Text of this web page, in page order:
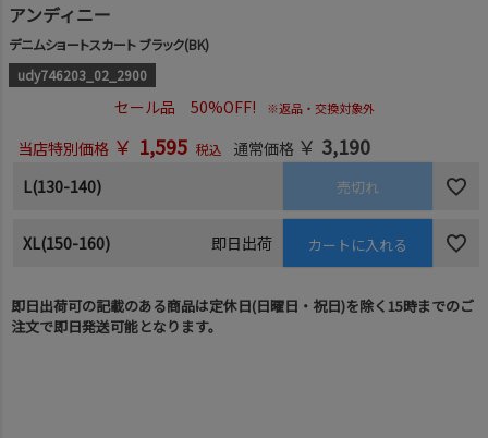
アンディニー
デニムショートスカート ブラック(BK)
udy746203_02_2900
セール品 50%OFF! ※返品・交換対象外
当店特別価格 ￥ 1,595 税込 通常価格 ￥ 3,190
L(130-140) 売切れ
XL(150-160) 即日出荷 カートに入れる
即日出荷可の記載のある商品は定休日(日曜日・祝日)を除く15時までのご
注文で即日発送可能となります。